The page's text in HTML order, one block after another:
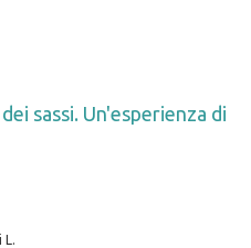
sassi. Un'esperienza di
L.